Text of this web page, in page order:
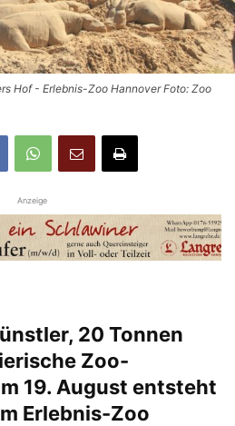
Hof - Erlebnis-Zoo Hannover Foto: Zoo
Anzeige
20 Tonnen
Zoo-
19. August entsteht
Erlebnis-Zoo